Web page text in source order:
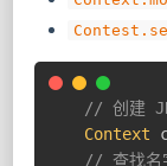
// 创建
Context
// 查找名